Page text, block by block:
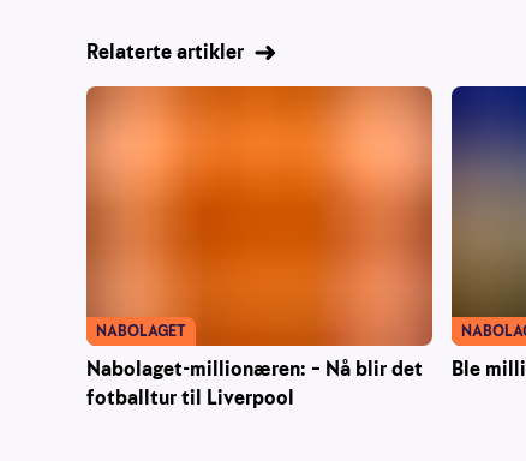
Relaterte artikler
Nabolaget-millionæren: – Nå blir det
fotballtur til Liverpool
NABOLAGET
Ble